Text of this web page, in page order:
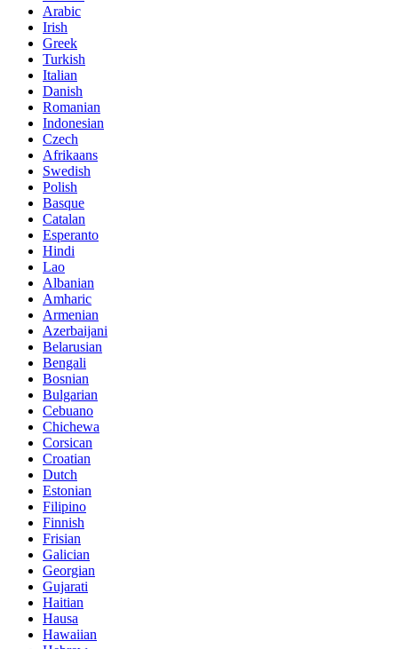
Arabic
Irish
Greek
Turkish
Italian
Danish
Romanian
Indonesian
Czech
Afrikaans
Swedish
Polish
Basque
Catalan
Esperanto
Hindi
Lao
Albanian
Amharic
Armenian
Azerbaijani
Belarusian
Bengali
Bosnian
Bulgarian
Cebuano
Chichewa
Corsican
Croatian
Dutch
Estonian
Filipino
Finnish
Frisian
Galician
Georgian
Gujarati
Haitian
Hausa
Hawaiian